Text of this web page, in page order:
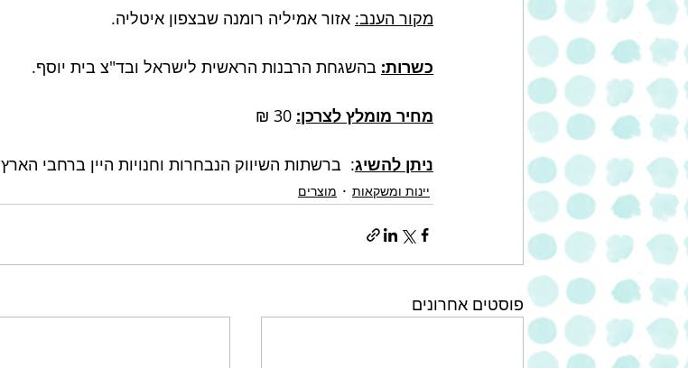
מקור הענב: אזור אמיליה רומנה שבצפון איטליה.
כשרות: בהשגחת הרבנות הראשית לישראל ובד"צ בית יוסף.
מחיר מומלץ לצרכן:
ניתן להשיג:  ברשתות השיווק הנבחרות וחנויות היין ברחבי הארץ
יינות ומשקאות מוצרים
פוסטים אחרונים